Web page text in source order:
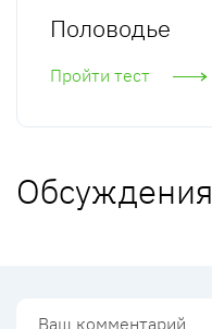
Половодье
Пройти тест
Обсуждения